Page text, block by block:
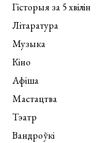
Гісторыя за 5 хвілін
Літаратура
Музыка
Кіно
Афіша
Мастацтва
Тэатр
Вандроўкі